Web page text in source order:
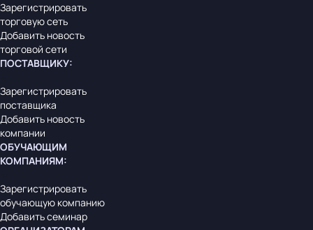
Зарегистрировать
торговую сеть
Добавить новость
торговой сети
ПОСТАВЩИКУ:
Зарегистрировать
поставщика
Добавить новость
компании
ОБУЧАЮЩИМ
КОМПАНИЯМ:
Зарегистрировать
обучающую компанию
Добавить семинар